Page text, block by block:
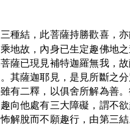
種結，此菩薩持勝歡喜，
地故，內身已生定趣佛地
薩已現見補特迦羅無我，
其薩迦耶見，是見所斷之
有二釋，以俱舍所解為善。
向他處有三大障礙，謂不
解脫而不願趣行，由第三